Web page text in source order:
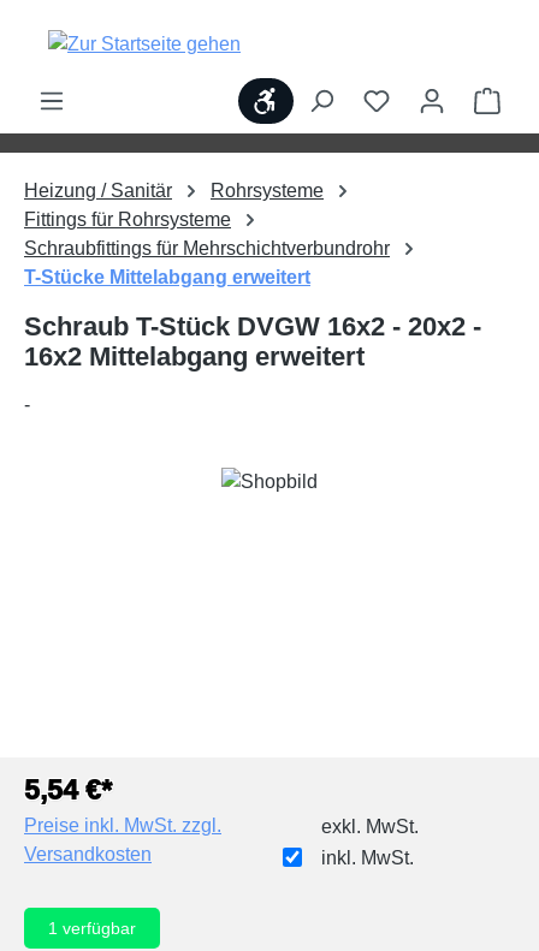
springen
Werkzeugleiste anzeigen
Heizung / Sanitär
Rohrsysteme
Fittings für Rohrsysteme
Schraubfittings für Mehrschichtverbundrohr
T-Stücke Mittelabgang erweitert
Schraub T-Stück DVGW 16x2 - 20x2 -
16x2 Mittelabgang erweitert
-
Bildergalerie überspringen
5,54 €*
Preise inkl. MwSt. zzgl.
Versandkosten
exkl. MwSt.
inkl. MwSt.
1 verfügbar